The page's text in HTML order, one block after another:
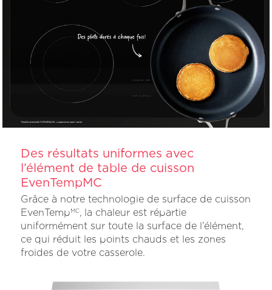
Des résultats uniformes avec
l’élément de table de cuisson
EvenTempMC
Grâce à notre technologie de surface de cuisson
EvenTempMC, la chaleur est répartie
uniformément sur toute la surface de l’élément,
ce qui réduit les points chauds et les zones
froides de votre casserole.